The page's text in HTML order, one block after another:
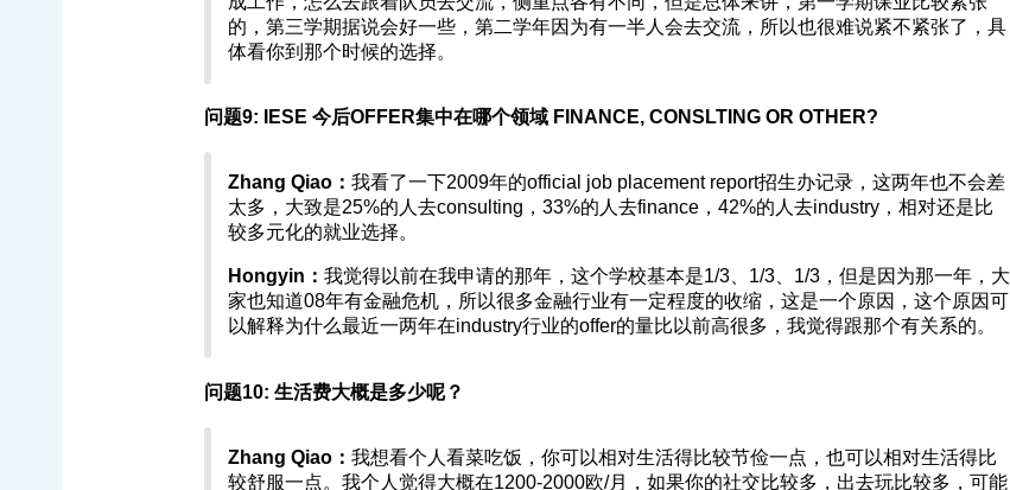
的，第三学期据说会好一些，第二学年因为有一半人会去交流，所以也很难说紧不紧张了，具
体看你到那个时候的选择。
问题9: IESE 今后OFFER集中在哪个领域 FINANCE, CONSLTING OR OTHER?
Zhang Qiao： 我看了一下2009年的official job placement report招生办记录，这两年也不会差
太多，大致是25%的人去consulting，33%的人去finance，42%的人去industry，相对还是比
较多元化的就业选择。
Hongyin： 我觉得以前在我申请的那年，这个学校基本是1/3、1/3、1/3，但是因为那一年，大
家也知道08年有金融危机，所以很多金融行业有一定程度的收缩，这是一个原因，这个原因可
以解释为什么最近一两年在industry行业的offer的量比以前高很多，我觉得跟那个有关系的。
问题10: 生活费大概是多少呢？
Zhang Qiao： 我想看个人看菜吃饭，你可以相对生活得比较节俭一点，也可以相对生活得比
较舒服一点。我个人觉得大概在1200-2000欧/月，如果你的社交比较多，出去玩比较多，可能